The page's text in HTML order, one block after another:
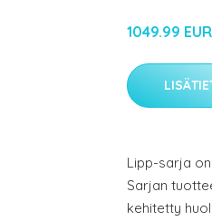
1049.99 EUR
Lipp-sarja
Sarjan
kehitetty